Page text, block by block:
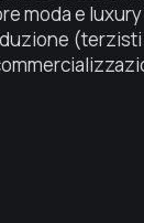
moda e
(terzisti